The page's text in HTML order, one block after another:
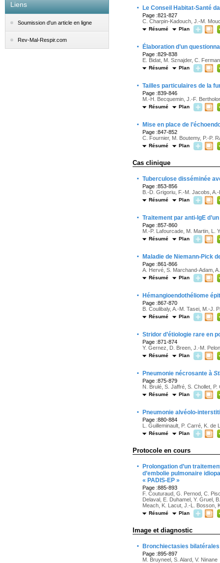
Liens
Soumission d'un article en ligne
Rev-Mal-Respir.com
· Le Conseil Habitat-Santé
Page :821-827
C. Charpin-Kadouch, J.-M.
Résumé Plan
· Élaboration d’un
Page :829-838
E. Bidat, M. Sznajder, C.
Résumé Plan
· Tailles particulaires de la
Page :839-846
M.-H. Becquemin, J.-F.
Résumé Plan
· Mise en place de
Page :847-852
C. Fournier, M. Boutemy, P.-P.
Résumé Plan
Cas clinique
· Tuberculose disséminée
Page :853-856
B.-D. Grigoriu, F.-M. Jacobs,
Résumé Plan
· Traitement par anti-IgE
Page :857-860
M.-P. Lafourcade, M. Martin, L.
Résumé Plan
· Maladie de Niemann-Pick
Page :861-866
A. Hervé, S. Marchand-Adam,
Résumé Plan
· Hémangioendothéliome
Page :867-870
B. Coulibaly, A.-M. Tasei, M.-J.
Résumé Plan
· Stridor d’étiologie rare en
Page :871-874
Y. Gernez, D. Breen, J.-M.
Résumé Plan
· Pneumonie nécrosante à
Page :875-879
N. Brulé, S. Jaffré, S. Chollet,
Résumé Plan
· Pneumonie alvéolo-
Page :880-884
L. Guilleminault, P. Carré, K. de
Résumé Plan
Protocole en cours
·
Prolongation d’un
d’embolie pulmonaire
« PADIS-EP »
Page :885-893
F. Couturaud, G. Pernod, C.
Delaval, E. Duhamel, Y. Gruel,
Meach, K. Lacut, J.-L. Bosson,
Résumé Plan
Image et diagnostic
· Bronchiectasies
Page :895-897
M. Bruyneel, S. Alard, V. Ninane